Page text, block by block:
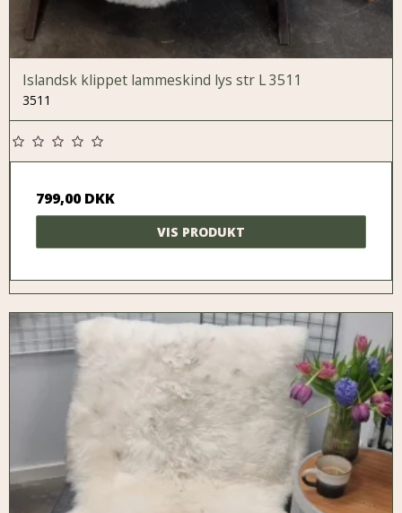
Islandsk klippet lammeskind lys str L 3511
3511
799,00 DKK
VIS PRODUKT